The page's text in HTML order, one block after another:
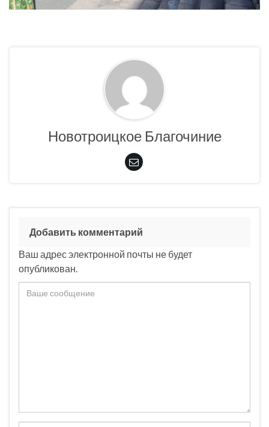
Новотроицкое Благочиние
Добавить комментарий
Ваш адрес электронной почты не будет
опубликован.